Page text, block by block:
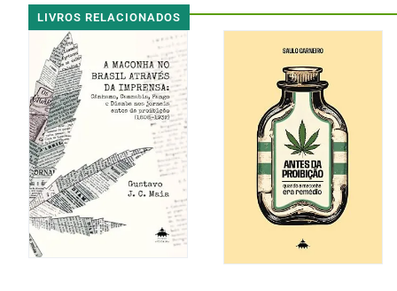
LIVROS RELACIONADOS